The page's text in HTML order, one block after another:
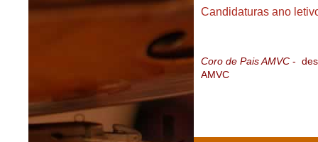
Candidaturas ano
Coro de Pais AMVC -
AMVC